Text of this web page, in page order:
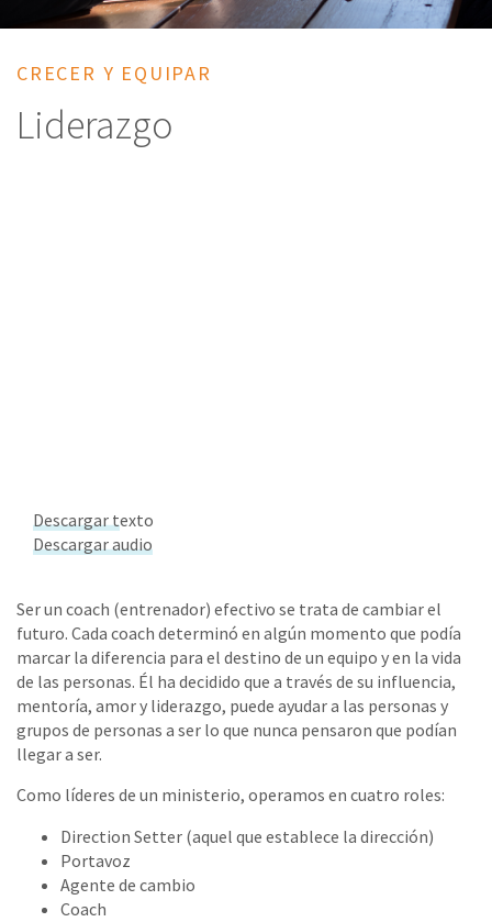
CRECER Y EQUIPAR
Liderazgo
Descargar texto
Descargar audio
Ser un coach (entrenador) efectivo se trata de cambiar el
futuro. Cada coach determinó en algún momento que podía
marcar la diferencia para el destino de un equipo y en la vida
de las personas. Él ha decidido que a través de su influencia,
mentoría, amor y liderazgo, puede ayudar a las personas y
grupos de personas a ser lo que nunca pensaron que podían
llegar a ser.
Como líderes de un ministerio, operamos en cuatro roles:
Direction Setter (aquel que establece la dirección)
Portavoz
Agente de cambio
Coach